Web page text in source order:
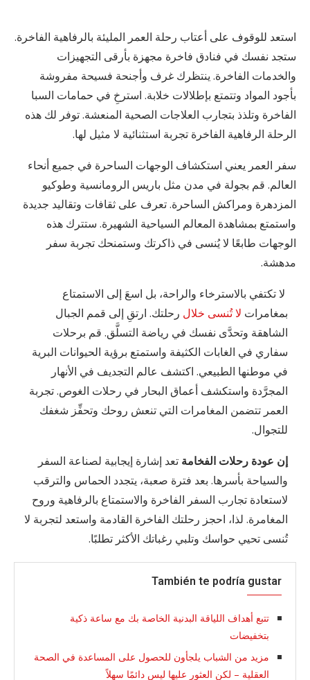
استعد للوقوف على أعتاب رحلة العمر المليئة بالرفاهية الفاخرة.
ستجد نفسك في فنادق فاخرة مجهزة بأرقى التجهيزات
والخدمات الفاخرة. ينتظرك غرف وأجنحة فسيحة مفروشة
بأجود المواد وتتمتع بإطلالات خلابة. استرخِ في حمامات السبا
الفاخرة وتلذذ بتجارب العلاجات الصحية المنعشة. توفر لك هذه
الرحلة الرفاهية الفاخرة تجربة استثنائية لا مثيل لها.
سفر العمر يعني استكشاف الوجهات الساحرة في جميع أنحاء
العالم. قم بجولة في مدن مثل باريس الرومانسية وطوكيو
المزدهرة ومراكش الساحرة. تعرف على ثقافات وتقاليد جديدة
واستمتع بمشاهدة المعالم السياحية الشهيرة. ستترك هذه
الوجهات طابعًا لا يُنسى في ذاكرتك وستمنحك تجربة سفر
مدهشة.
لا تكتفي بالاسترخاء والراحة، بل اسعَ إلى الاستمتاع
بمغامرات لا تُنسى خلال رحلتك. ارتقِ إلى قمم الجبال
الشاهقة وتحدَّى نفسك في رياضة التسلَّق. قم برحلات
سفاري في الغابات الكثيفة واستمتع برؤية الحيوانات البرية
في موطنها الطبيعي. اكتشف عالم التجديف في الأنهار
المجرَّدة واستكشف أعماق البحار في رحلات الغوص. تجربة
العمر تتضمن المغامرات التي تنعش روحك وتحفِّز شغفك
للتجوال.
إن عودة رحلات الفخامة تعد إشارة إيجابية لصناعة السفر
والسياحة بأسرها. بعد فترة صعبة، يتجدد الحماس والترقب
لاستعادة تجارب السفر الفاخرة والاستمتاع بالرفاهية وروح
المغامرة. لذا، احجز رحلتك الفاخرة القادمة واستعد لتجربة لا
تُنسى تحيي حواسك وتلبي رغباتك الأكثر تطلبًا.
También te podría gustar
تتبع أهداف اللياقة البدنية الخاصة بك مع ساعة ذكية
بتخفيضات
مزيد من الشباب يلجأون للحصول على المساعدة في الصحة
العقلية – لكن العثور عليها ليس دائمًا سهلاً